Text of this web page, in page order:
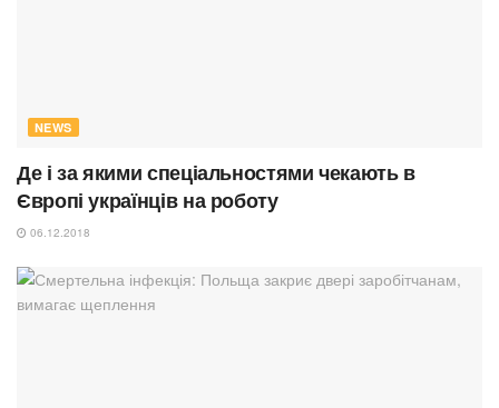
NEWS
Де і за якими спеціальностями чекають в
Європі українців на роботу
06.12.2018